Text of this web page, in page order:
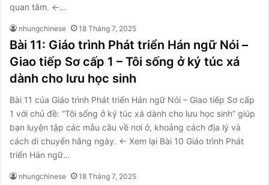
quan tâm. ←…
nhungchinese 18 Tháng 7, 2025
Bài 11: Giáo trình Phát triển Hán ngữ Nói –
Giao tiếp Sơ cấp 1 – Tôi sống ở ký túc xá
dành cho lưu học sinh
Bài 11 của Giáo trình Phát triển Hán ngữ Nói – Giao tiếp Sơ cấp
1 với chủ đề: “Tôi sống ở ký túc xá dành cho lưu học sinh” giúp
bạn luyện tập các mẫu câu về nơi ở, khoảng cách địa lý và
cách di chuyển hằng ngày. ← Xem lại Bài 10 Giáo trình Phát
triển Hán ngữ…
nhungchinese 18 Tháng 7, 2025